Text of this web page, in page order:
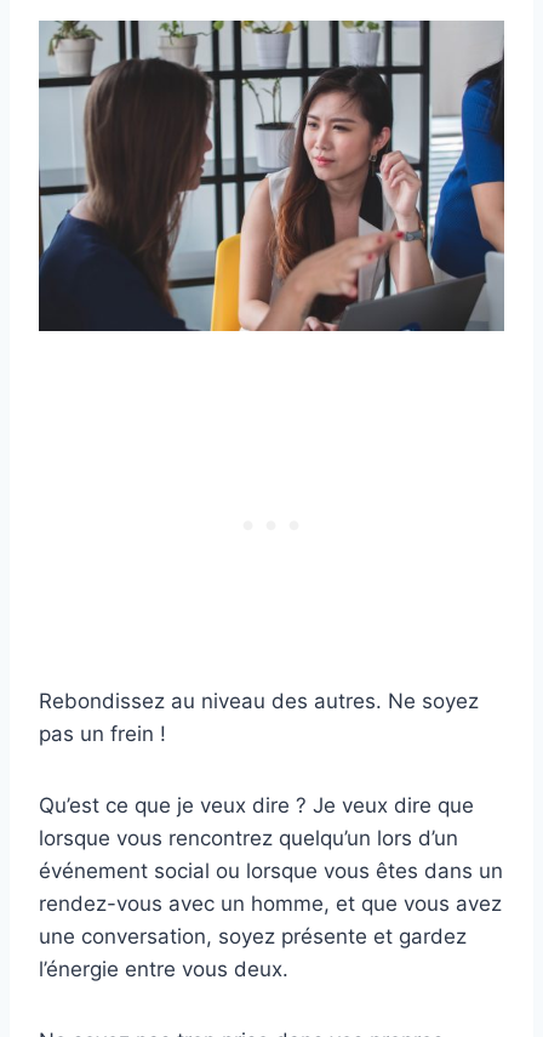
Rebondissez au niveau des autres. Ne soyez
pas un frein !
Qu’est ce que je veux dire ? Je veux dire que
lorsque vous rencontrez quelqu’un lors d’un
événement social ou lorsque vous êtes dans un
rendez-vous avec un homme, et que vous avez
une conversation, soyez présente et gardez
l’énergie entre vous deux.